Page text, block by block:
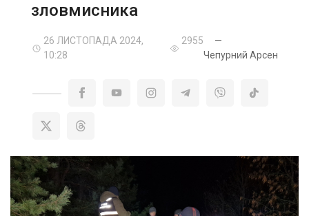
зловмисника
26 ЛИСТОПАДА 2024,
10:28
2955
—
Чепурний Арсен